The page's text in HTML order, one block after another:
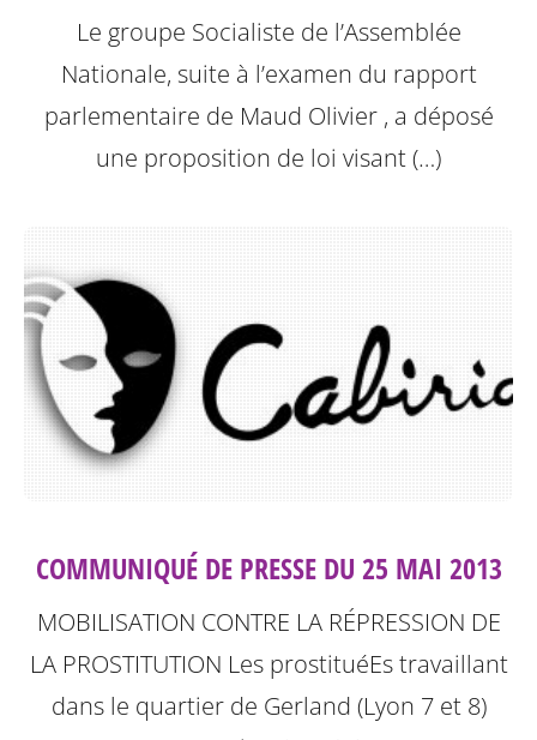
Le groupe Socialiste de l’Assemblée
Nationale, suite à l’examen du rapport
parlementaire de Maud Olivier , a déposé
une proposition de loi visant (…)
COMMUNIQUÉ DE PRESSE DU 25 MAI 2013
MOBILISATION CONTRE LA RÉPRESSION DE
LA PROSTITUTION Les prostituéEs travaillant
dans le quartier de Gerland (Lyon 7 et 8)